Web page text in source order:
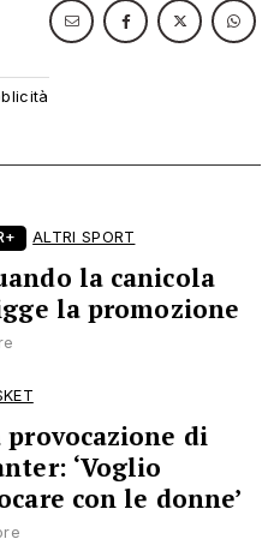
ALTRI SPORT
la canicola
la promozione
provocazione di
‘Voglio
con le donne’